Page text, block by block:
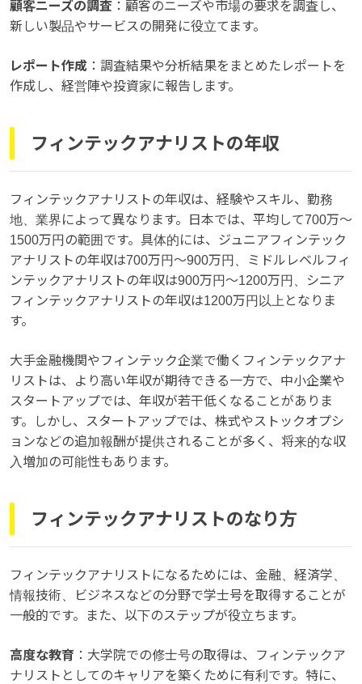
顧客ニーズの調査 ：顧客のニーズや市場の要求を調査し、
新しい製品やサービスの開発に役立てます。
レポート作成 ：調査結果や分析結果をまとめたレポートを
作成し、経営陣や投資家に報告します。
フィンテックアナリストの年収
フィンテックアナリストの年収は、経験やスキル、勤務
地、業界によって異なります。日本では、平均して700万〜
1500万円の範囲です。具体的には、ジュニアフィンテック
アナリストの年収は700万円〜900万円、ミドルレベルフィ
ンテックアナリストの年収は900万円〜1200万円、シニア
フィンテックアナリストの年収は1200万円以上となりま
す。
大手金融機関やフィンテック企業で働くフィンテックアナ
リストは、より高い年収が期待できる一方で、中小企業や
スタートアップでは、年収が若干低くなることがありま
す。しかし、スタートアップでは、株式やストックオプシ
ョンなどの追加報酬が提供されることが多く、将来的な収
入増加の可能性もあります。
フィンテックアナリストのなり方
フィンテックアナリストになるためには、金融、経済学、
情報技術、ビジネスなどの分野で学士号を取得することが
一般的です。また、以下のステップが役立ちます。
高度な教育 ：大学院での修士号の取得は、フィンテックア
ナリストとしてのキャリアを築くために有利です。特に、